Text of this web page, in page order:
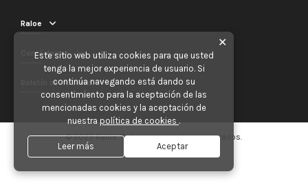
Raloe
Contáctenos
Boletín de noticias
© 2025 Raloe. Todos los derechos reservados.
✕
Este sitio web utiliza cookies para que usted
tenga la mejor experiencia de usuario. Si
continúa navegando está dando su
consentimiento para la aceptación de las
mencionadas cookies y la aceptación de
nuestra política de cookies .
Leer más Aceptar